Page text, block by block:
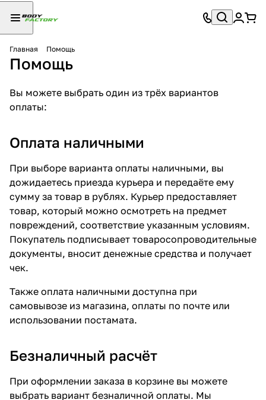
Главная Помощь
Помощь
Вы можете выбрать один из трёх вариантов
оплаты:
Оплата наличными
При выборе варианта оплаты наличными, вы
дожидаетесь приезда курьера и передаёте ему
сумму за товар в рублях. Курьер предоставляет
товар, который можно осмотреть на предмет
повреждений, соответствие указанным условиям.
Покупатель подписывает товаросопроводительные
документы, вносит денежные средства и получает
чек.
Также оплата наличными доступна при
самовывозе из магазина, оплаты по почте или
использовании постамата.
Безналичный расчёт
При оформлении заказа в корзине вы можете
выбрать вариант безналичной оплаты. Мы